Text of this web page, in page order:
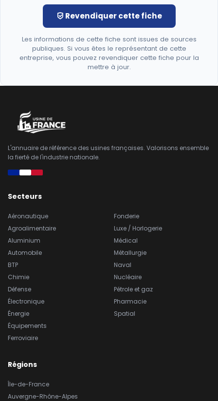
Revendiquer cette fiche
Les informations de cette fiche sont issues de sources
publiques. Si vous êtes le représentant de cette
entreprise, vous pouvez revendiquer cette fiche pour la
mettre à jour.
L'annuaire de référence des usines françaises. Valorisons ensemble
la fierté de l'industrie nationale.
Secteurs
Aéronautique
Agroalimentaire
Aluminium
Automobile
BTP
Chimie
Défense
Électronique
Énergie
Équipements
Ferroviaire
Fonderie
Luxe / Horlogerie
Médical
Métallurgie
Naval
Nucléaire
Pétrole et gaz
Pharmacie
Spatial
Régions
Île-de-France
Auvergne-Rhône-Alpes